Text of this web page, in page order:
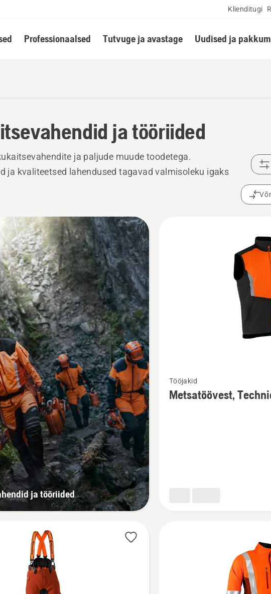
Klienditugi
Professionaalsed Tutvuge ja avastage Uudised ja
ja tööriided
ja paljude muude toodetega.
ja kvaliteetsed lahendused tagavad valmisoleku igaks
ja tööriided
rohkem
üksikasju
Tööjakid
Metsatöövest,